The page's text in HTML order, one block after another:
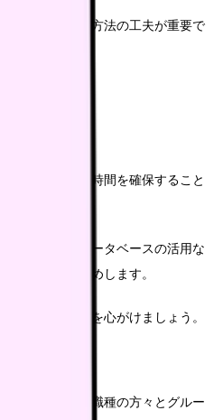
るため、学習方法の工夫が重要で
ます。
、自己学習の時間を確保すること
の医療情報データベースの活用な
ることをお勧めします。
より深い学習を心がけましょう。
知り合った同職種の方々とグルー